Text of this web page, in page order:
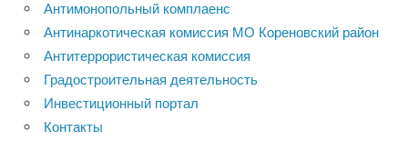
Антимонопольный комплаенс
Антинаркотическая комиссия МО Кореновский район
Антитеррористическая комиссия
Градостроительная деятельность
Инвестиционный портал
Контакты